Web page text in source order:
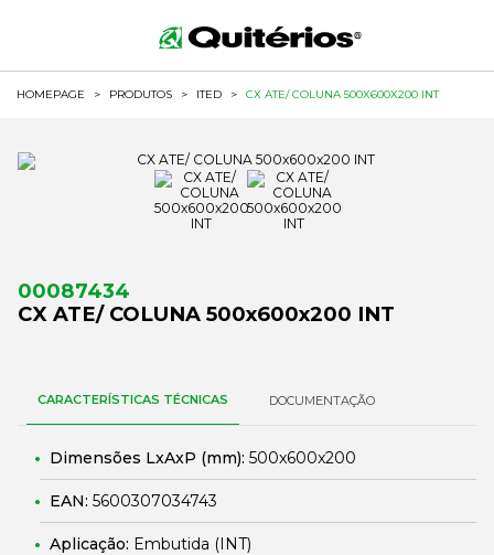
HOMEPAGE > PRODUTOS > ITED > CX ATE/ COLUNA 500X600X200 INT
00087434
CX ATE/ COLUNA 500x600x200 INT
CARACTERÍSTICAS TÉCNICAS DOCUMENTAÇÃO
Dimensões LxAxP (mm): 500x600x200
EAN: 5600307034743
Aplicação: Embutida (INT)